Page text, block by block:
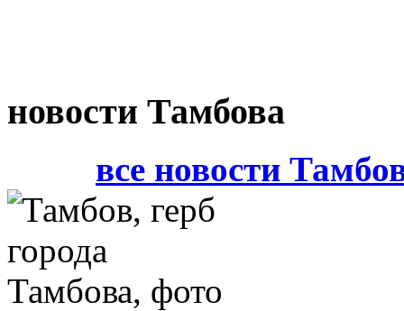
новости Тамбова
все новости